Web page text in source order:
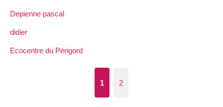
Depienne pascal
didier
Ecocentre du Périgord
1 2